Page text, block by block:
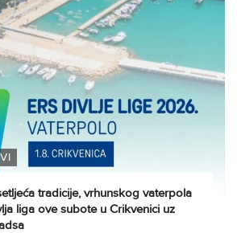
tradicije, vrhunskog vaterpola
liga ove subote u Crikvenici uz